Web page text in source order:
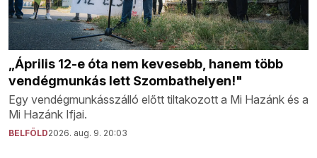
„Április 12-e óta nem kevesebb, hanem több
vendégmunkás lett Szombathelyen!"
Egy vendégmunkásszálló előtt tiltakozott a Mi Hazánk és a
Mi Hazánk Ifjai.
BELFÖLD2026. aug. 9. 20:03